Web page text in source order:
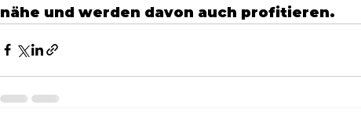
nähe und werden davon auch profitieren.